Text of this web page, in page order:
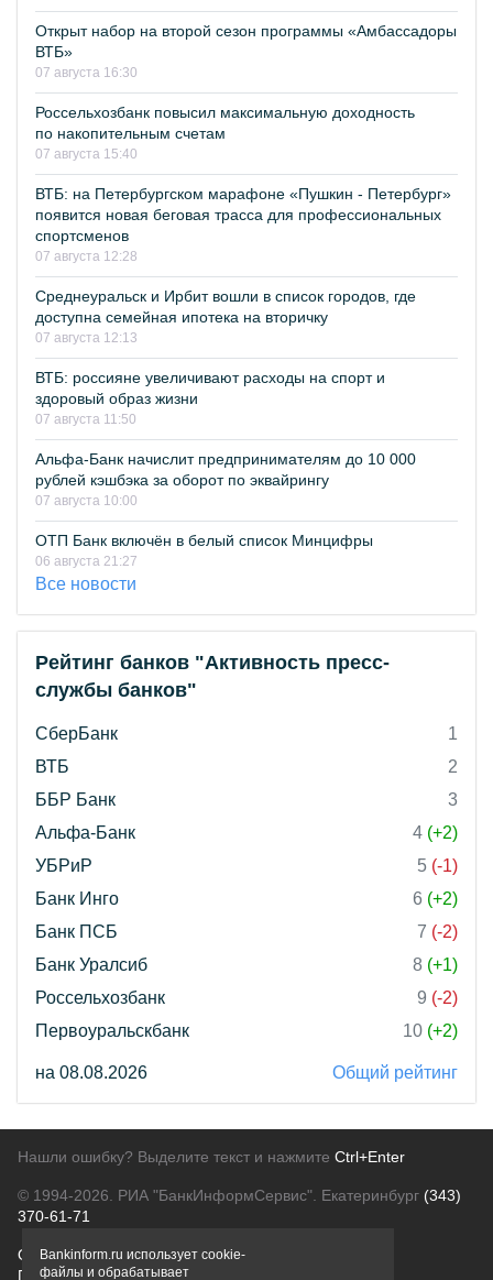
Открыт набор на второй сезон программы «Амбассадоры
ВТБ»
07 августа 16:30
Россельхозбанк повысил максимальную доходность
по накопительным счетам
07 августа 15:40
ВТБ: на Петербургском марафоне «Пушкин - Петербург»
появится новая беговая трасса для профессиональных
спортсменов
07 августа 12:28
Среднеуральск и Ирбит вошли в список городов, где
доступна семейная ипотека на вторичку
07 августа 12:13
ВТБ: россияне увеличивают расходы на спорт и
здоровый образ жизни
07 августа 11:50
Альфа-Банк начислит предпринимателям до 10 000
рублей кэшбэка за оборот по эквайрингу
07 августа 10:00
ОТП Банк включён в белый список Минцифры
06 августа 21:27
Все новости
Рейтинг банков "Активность пресс-
службы банков"
СберБанк
1
ВТБ
2
ББР Банк
3
Альфа-Банк
4 (+2)
УБРиР
5 (-1)
Банк Инго
6 (+2)
Банк ПСБ
7 (-2)
Банк Уралсиб
8 (+1)
Россельхозбанк
9 (-2)
Первоуральскбанк
10 (+2)
на 08.08.2026 Общий рейтинг
Нашли ошибку? Выделите текст и нажмите Ctrl+Enter
© 1994-2026. РИА "БанкИнформСервис". Екатеринбург (343)
370-61-71
О проектеПолитика конфиденциальности
Правовая информацияДля рекламодателей
Bankinform.ru использует cookie-
файлы и обрабатывает